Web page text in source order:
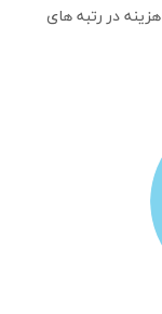
در رتبه های